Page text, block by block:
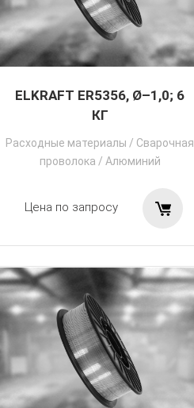
ELKRAFT ER5356, Ø–1,0; 6
КГ
Расходные материалы / Сварочная
проволока / Алюминий
Цена по запросу